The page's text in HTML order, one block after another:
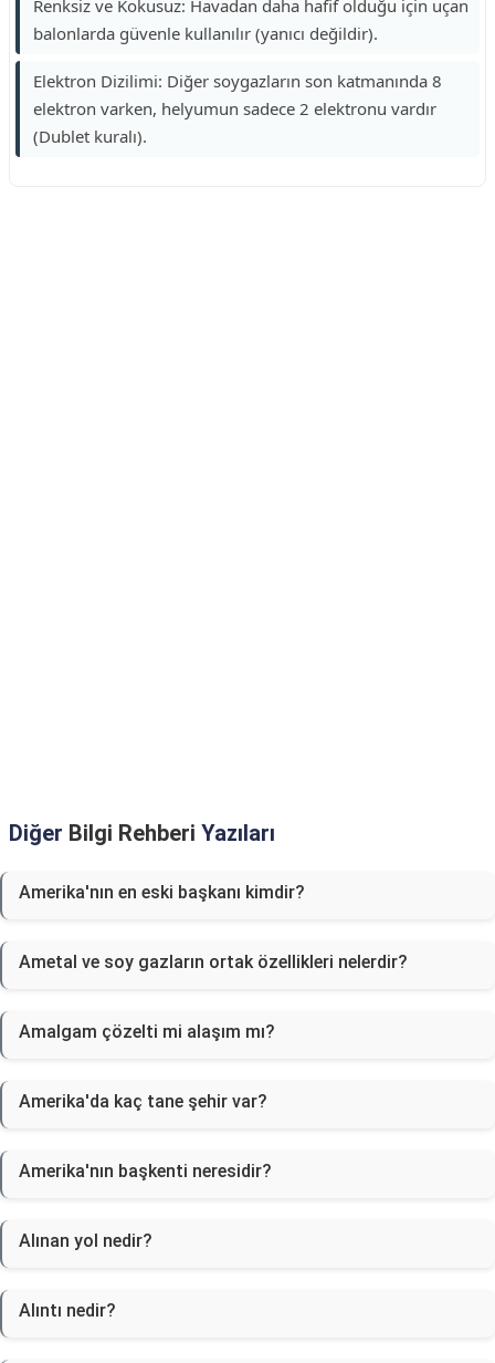
Renksiz ve Kokusuz: Havadan daha hafif olduğu için uçan
balonlarda güvenle kullanılır (yanıcı değildir).
Elektron Dizilimi: Diğer soygazların son katmanında 8
elektron varken, helyumun sadece 2 elektronu vardır
(Dublet kuralı).
Diğer Bilgi Rehberi Yazıları
Amerika'nın en eski başkanı kimdir?
Ametal ve soy gazların ortak özellikleri nelerdir?
Amalgam çözelti mi alaşım mı?
Amerika'da kaç tane şehir var?
Amerika'nın başkenti neresidir?
Alınan yol nedir?
Alıntı nedir?